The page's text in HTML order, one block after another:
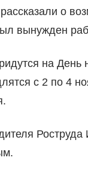
о
вынужден
на День
с 2 по 4